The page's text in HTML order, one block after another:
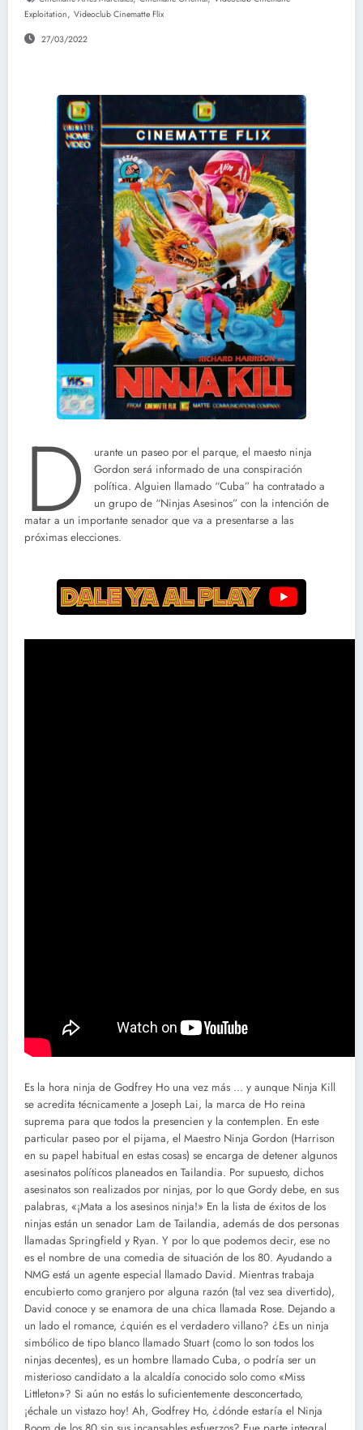
Exploitation, Videoclub Cinematte Flix
27/03/2022
D
urante un paseo por el parque, el maesto ninja
Gordon será informado de una conspiración
política. Alguien llamado “Cuba” ha contratado a
un grupo de “Ninjas Asesinos” con la intención de
matar a un importante senador que va a presentarse a las
próximas elecciones.
‎Es la hora ninja de Godfrey Ho una vez más … y aunque Ninja Kill
se acredita técnicamente a Joseph Lai, la marca de Ho reina
suprema para que todos la presencien y la contemplen. En este
particular paseo por el pijama, el Maestro Ninja Gordon (Harrison
en su papel habitual en estas cosas) se encarga de detener algunos
asesinatos políticos planeados en Tailandia. Por supuesto, dichos
asesinatos son realizados por ninjas, por lo que Gordy debe, en sus
palabras, «¡Mata a los asesinos ninja!» En la lista de éxitos de los
ninjas están un senador Lam de Tailandia, además de dos personas
llamadas Springfield y Ryan. Y por lo que podemos decir, ese no
es el nombre de una comedia de situación de los 80. Ayudando a
NMG está un agente especial llamado David. Mientras trabaja
encubierto como granjero por alguna razón (tal vez sea divertido),
David conoce y se enamora de una chica llamada Rose. Dejando a
un lado el romance, ¿quién es el verdadero villano? ¿Es un ninja
simbólico de tipo blanco llamado Stuart (como lo son todos los
ninjas decentes), es un hombre llamado Cuba, o podría ser un
misterioso candidato a la alcaldía conocido solo como «Miss
Littleton»? Si aún no estás lo suficientemente desconcertado,
¡échale un vistazo hoy! Ah, Godfrey Ho, ¿dónde estaría el Ninja